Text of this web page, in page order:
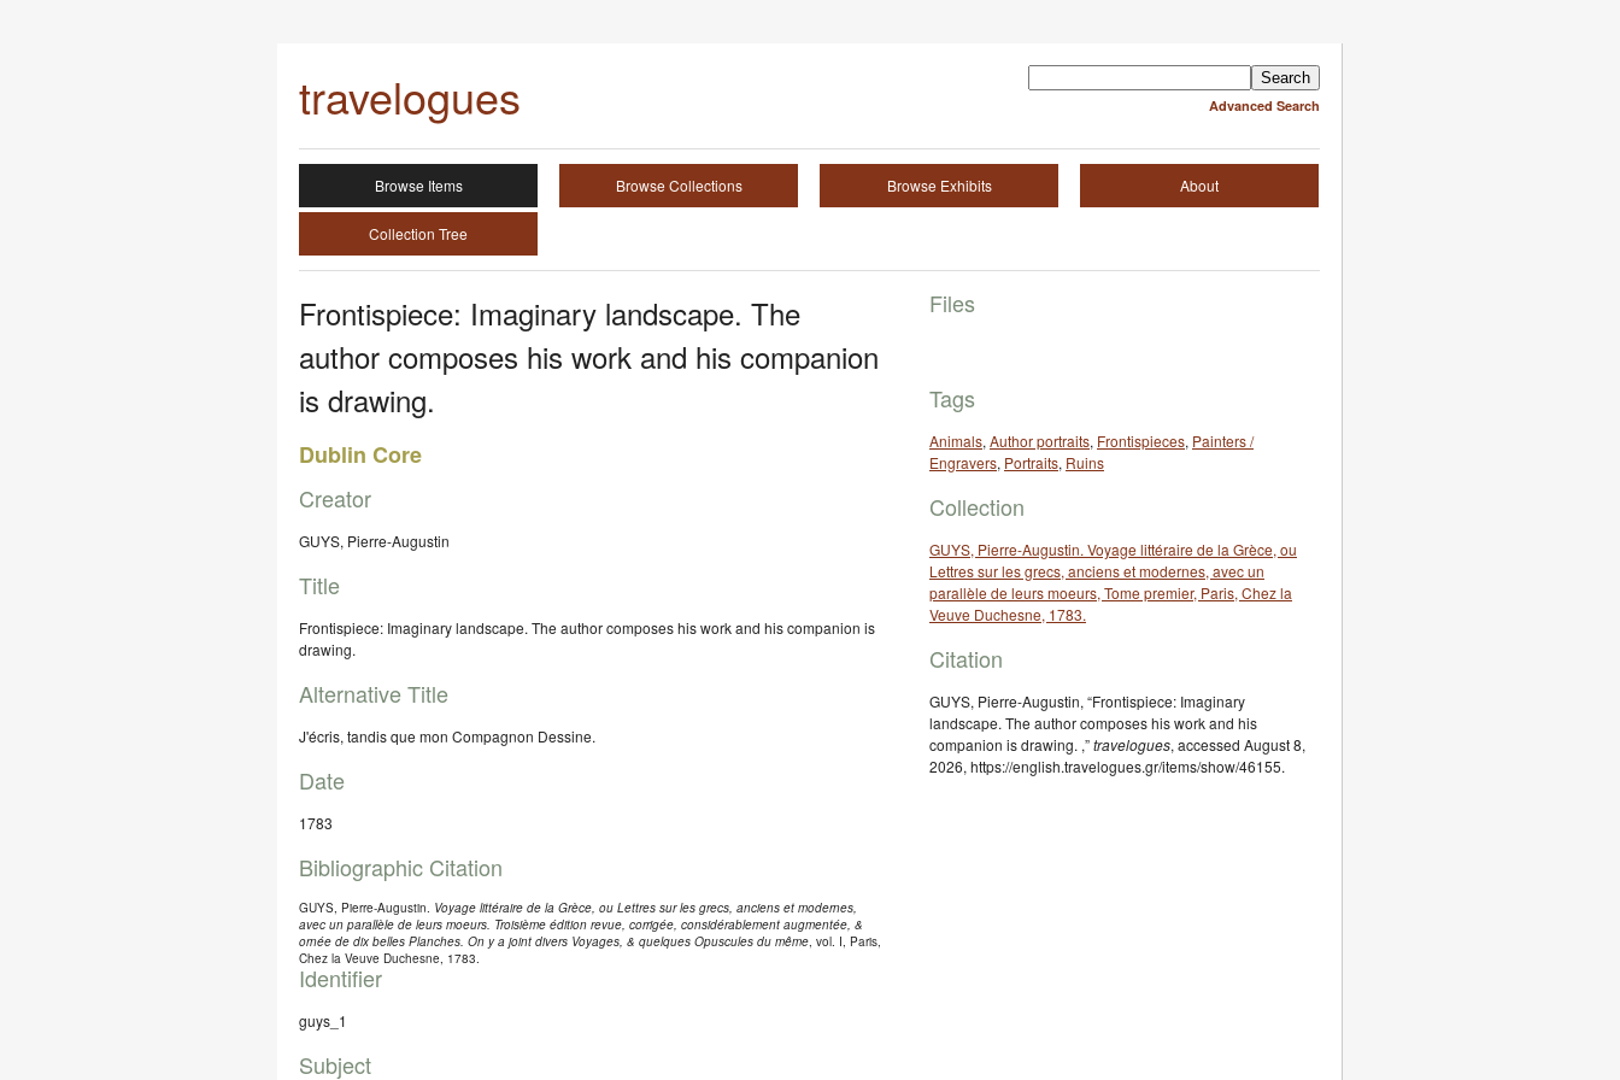
Advanced Search
travelogues
Browse Items Browse Collections Browse Exhibits About
Collection Tree
Frontispiece: Imaginary landscape. The
author composes his work and his companion
is drawing.
Dublin Core
Creator
GUYS, Pierre-Augustin
Title
Frontispiece: Imaginary landscape. The author composes his work and his companion is
drawing.
Alternative Title
J'écris, tandis que mon Compagnon Dessine.
Date
1783
Bibliographic Citation
GUYS, Pierre-Augustin. Voyage littéraire de la Grèce, ou Lettres sur les grecs, anciens et modernes,
avec un parallèle de leurs moeurs. Troisième édition revue, corrigée, considérablement augmentée, &
ornée de dix belles Planches. On y a joint divers Voyages, & quelques Opuscules du même, vol. Ι, Paris,
Chez la Veuve Duchesne, 1783.
Identifier
guys_1
Subject
Files
Tags
Animals, Author portraits, Frontispieces, Painters /
Engravers, Portraits, Ruins
Collection
GUYS, Pierre-Augustin. Voyage littéraire de la Grèce, ou
Lettres sur les grecs, anciens et modernes, avec un
parallèle de leurs moeurs, Tome premier, Paris, Chez la
Veuve Duchesne, 1783.
Citation
GUYS, Pierre-Augustin, “Frontispiece: Imaginary
landscape. The author composes his work and his
companion is drawing. ,”travelogues, accessed August 8,
2026, https://english.travelogues.gr/items/show/46155.